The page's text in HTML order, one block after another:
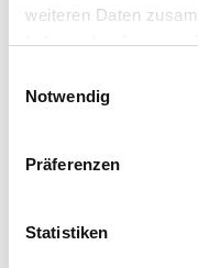
weiteren Daten
haben oder die sie im
Cookies, wenn Sie
Notwendig
Präferenzen
Statistiken
Handy:
SV-DOxS:
Welpen erwartet